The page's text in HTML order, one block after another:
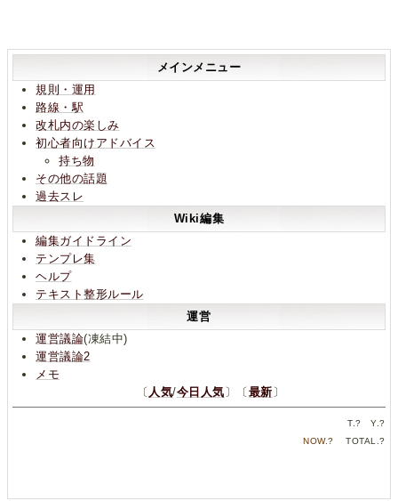
メインメニュー
規則・運用
路線・駅
改札内の楽しみ
初心者向けアドバイス
持ち物
その他の話題
過去スレ
Wiki編集
編集ガイドライン
テンプレ集
ヘルプ
テキスト整形ルール
運営
運営議論(凍結中)
運営議論2
メモ
〔 人気/今日人気 〕〔 最新 〕
T.? Y.?
NOW.? TOTAL.?